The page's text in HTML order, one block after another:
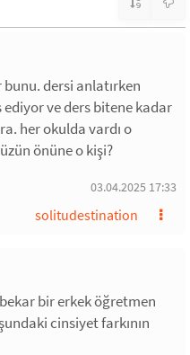
dersi anlatırken
ve ders bitene kadar
her okulda vardı o
önüne o kişi?
03.04.2025 17:33
solitudestination
bir erkek öğretmen
cinsiyet farkının